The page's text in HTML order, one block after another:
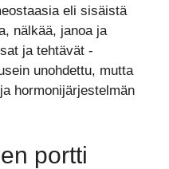
eli sisäistä
nälkää, janoa ja
ja tehtävät -
unohdettu, mutta
hormonijärjestelmän
portti